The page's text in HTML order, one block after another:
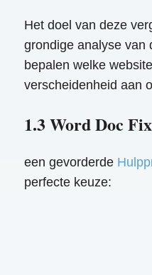
Het doel van deze
grondige analyse van
bepalen welke
verscheidenheid aan
1.3 Word Doc
een gevorderde
perfecte keuze: